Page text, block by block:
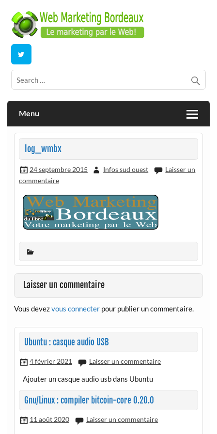
content
Webmarketing Bordeaux
E-commerce | ERP/CRM Dolibarr | Bordeaux
Menu
log_wmbx
24 septembre 2015 Infos sud ouest
Laisser un
commentaire
Laisser un commentaire
Vous devezvous connecterpour publier un commentaire.
Ubuntu : casque audio USB
4 février 2021 Laisser un commentaire
Ajouter un casque audio usb dans Ubuntu
Gnu/Linux : compiler bitcoin-core 0.20.0
11 août 2020 Laisser un commentaire